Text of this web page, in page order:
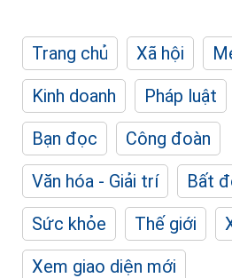
Trang chủ Xã hội
Kinh doanh
Pháp luật
Bạn đọc
Công đoàn
Văn hóa - Giải trí
Bất
Sức khỏe
Thế giới
Xem giao diện mới